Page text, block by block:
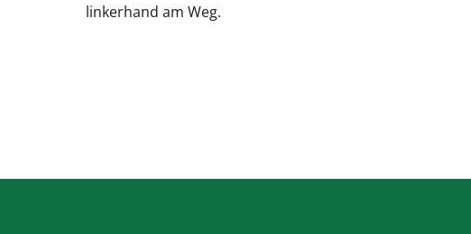
linkerhand am Weg.